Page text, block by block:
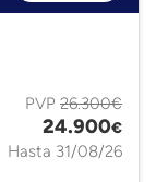
PVP 26.300€
24.900€
Hasta 31/08/26